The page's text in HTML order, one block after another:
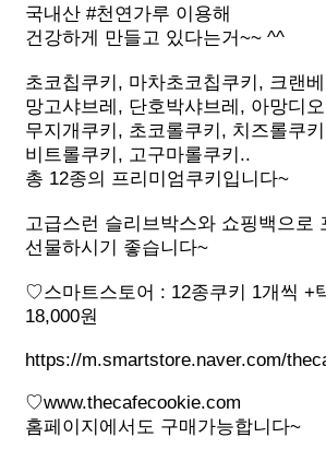
국내산 #천연가루 이용해
건강하게 만들고 있다는거~~ ^^
초코칩쿠키, 마차초코칩쿠키, 크랜베
망고샤브레, 단호박샤브레, 아망디오
무지개쿠키, 초코롤쿠키, 치즈롤쿠키
비트롤쿠키, 고구마롤쿠키..
총 12종의 프리미엄쿠키입니다~
고급스런 슬리브박스와 쇼핑백으로
선물하시기 좋습니다~
♡스마트스토어 : 12종쿠키 1개씩 +
18,000원
https://m.smartstore.naver.com/
♡www.thecafecookie.com
홈페이지에서도 구매가능합니다~